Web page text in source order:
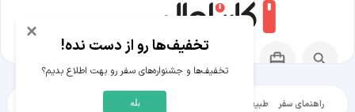
راهنمای سفر طبیعت‌گردی شهرگردی
×
تخفیف‌ها رو از دست نده!
تخفیف‌ها و جشنواره‌های سفر رو بهت اطلاع بدیم؟
بله